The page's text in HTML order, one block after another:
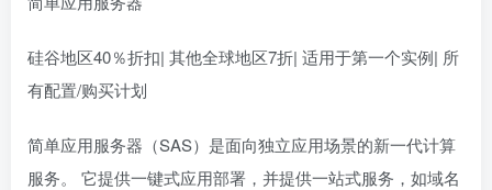
硅谷地区40％折扣| 其他全球地区7折| 适用于第一个实例| 所
有配置/购买计划
简单应用服务器（SAS）是面向独立应用场景的新一代计算
服务。 它提供一键式应用部署，并提供一站式服务，如域名